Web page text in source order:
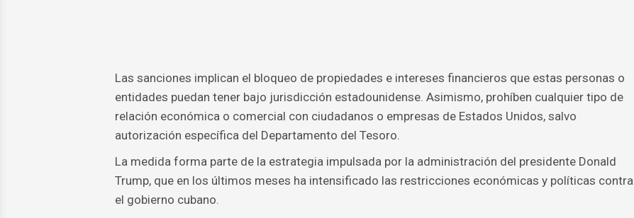
Las sanciones implican el bloqueo de propiedades e intereses financieros que estas personas o
entidades puedan tener bajo jurisdicción estadounidense. Asimismo, prohíben cualquier tipo de
relación económica o comercial con ciudadanos o empresas de Estados Unidos, salvo
autorización específica del Departamento del Tesoro.
La medida forma parte de la estrategia impulsada por la administración del presidente Donald
Trump, que en los últimos meses ha intensificado las restricciones económicas y políticas contra
el gobierno cubano.